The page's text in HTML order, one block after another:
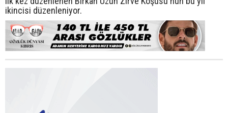
ikincisi düzenleniyor.